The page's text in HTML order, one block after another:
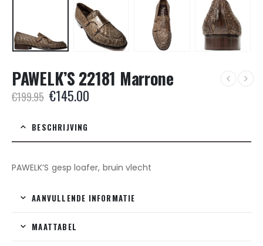
PAWELK’S 22181 Marrone
€199.95 Oorspronkelijke
prijs
was:
€199.95.
€145.00Huidige
BESCHRIJVING
PAWELK’S gesp loafer, bruin vlecht
AANVULLENDE INFORMATIE
MAATTABEL